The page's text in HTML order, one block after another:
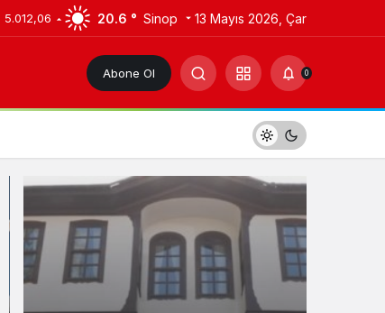
5.012,06 20.6 ° Sinop 13 Mayıs 2026, Çar
Abone Ol 0